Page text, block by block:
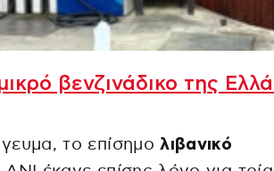
βενζινάδικο της
το επίσημολιβανικό